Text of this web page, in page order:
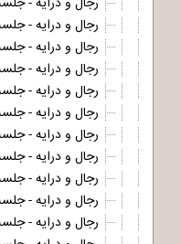
رجال و درایه - جلسه
رجال و درایه - جلسه
رجال و درایه - جلسه 30 و
رجال و درایه - جلسه
رجال و درایه - جلسه
رجال و درایه - جلسه
رجال و درایه - جلسه
رجال و درایه - جلسه
رجال و درایه - جلسه
رجال و درایه - جلسه